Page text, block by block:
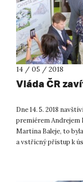
14 / 05 / 2018
Vláda ČR
Dne 14. 5. 2018
premiérem Andrejem
Martina Baleje, to
a vstřícný přístup k